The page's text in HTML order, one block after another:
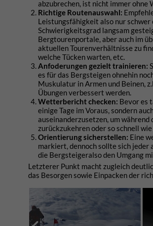
abzubrechen, ist nicht immer ohne
Richtige Routenauswahl:
Leistungsfähigkeit also nur
Schwierigkeitsgrad langsam
Bergtourenportale, aber auch im
aktuellen Tourenverhältnisse zu
welche Tücken warten, etc.
Anfoderungen gezielt trainieren:
es für das Bergsteigen ohnehin
Muskulatur in Armen und Beinen,
Übungen verbessert werden.
Wetterbericht checken: Bevor es
einige Tage im Voraus, sondern
auseinanderzusetzen, um während
zurückzukehren oder so schnell
Orientierung sicherstellen: Eine
markiert, dennoch sollte sich jeder
die Bergsteigeralso den Umgang
Letzterer Punkt macht zugleich
das Besorgen sowie Einpacken der